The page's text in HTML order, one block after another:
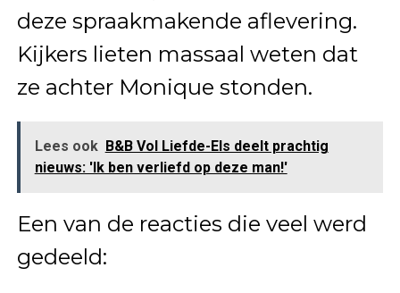
deze spraakmakende aflevering.
Kijkers lieten massaal weten dat
ze achter Monique stonden.
Lees ook B&B Vol Liefde-Els deelt prachtig
nieuws: 'Ik ben verliefd op deze man!'
Een van de reacties die veel werd
gedeeld: